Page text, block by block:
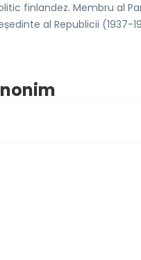
finlandez. Membru al
al Republicii